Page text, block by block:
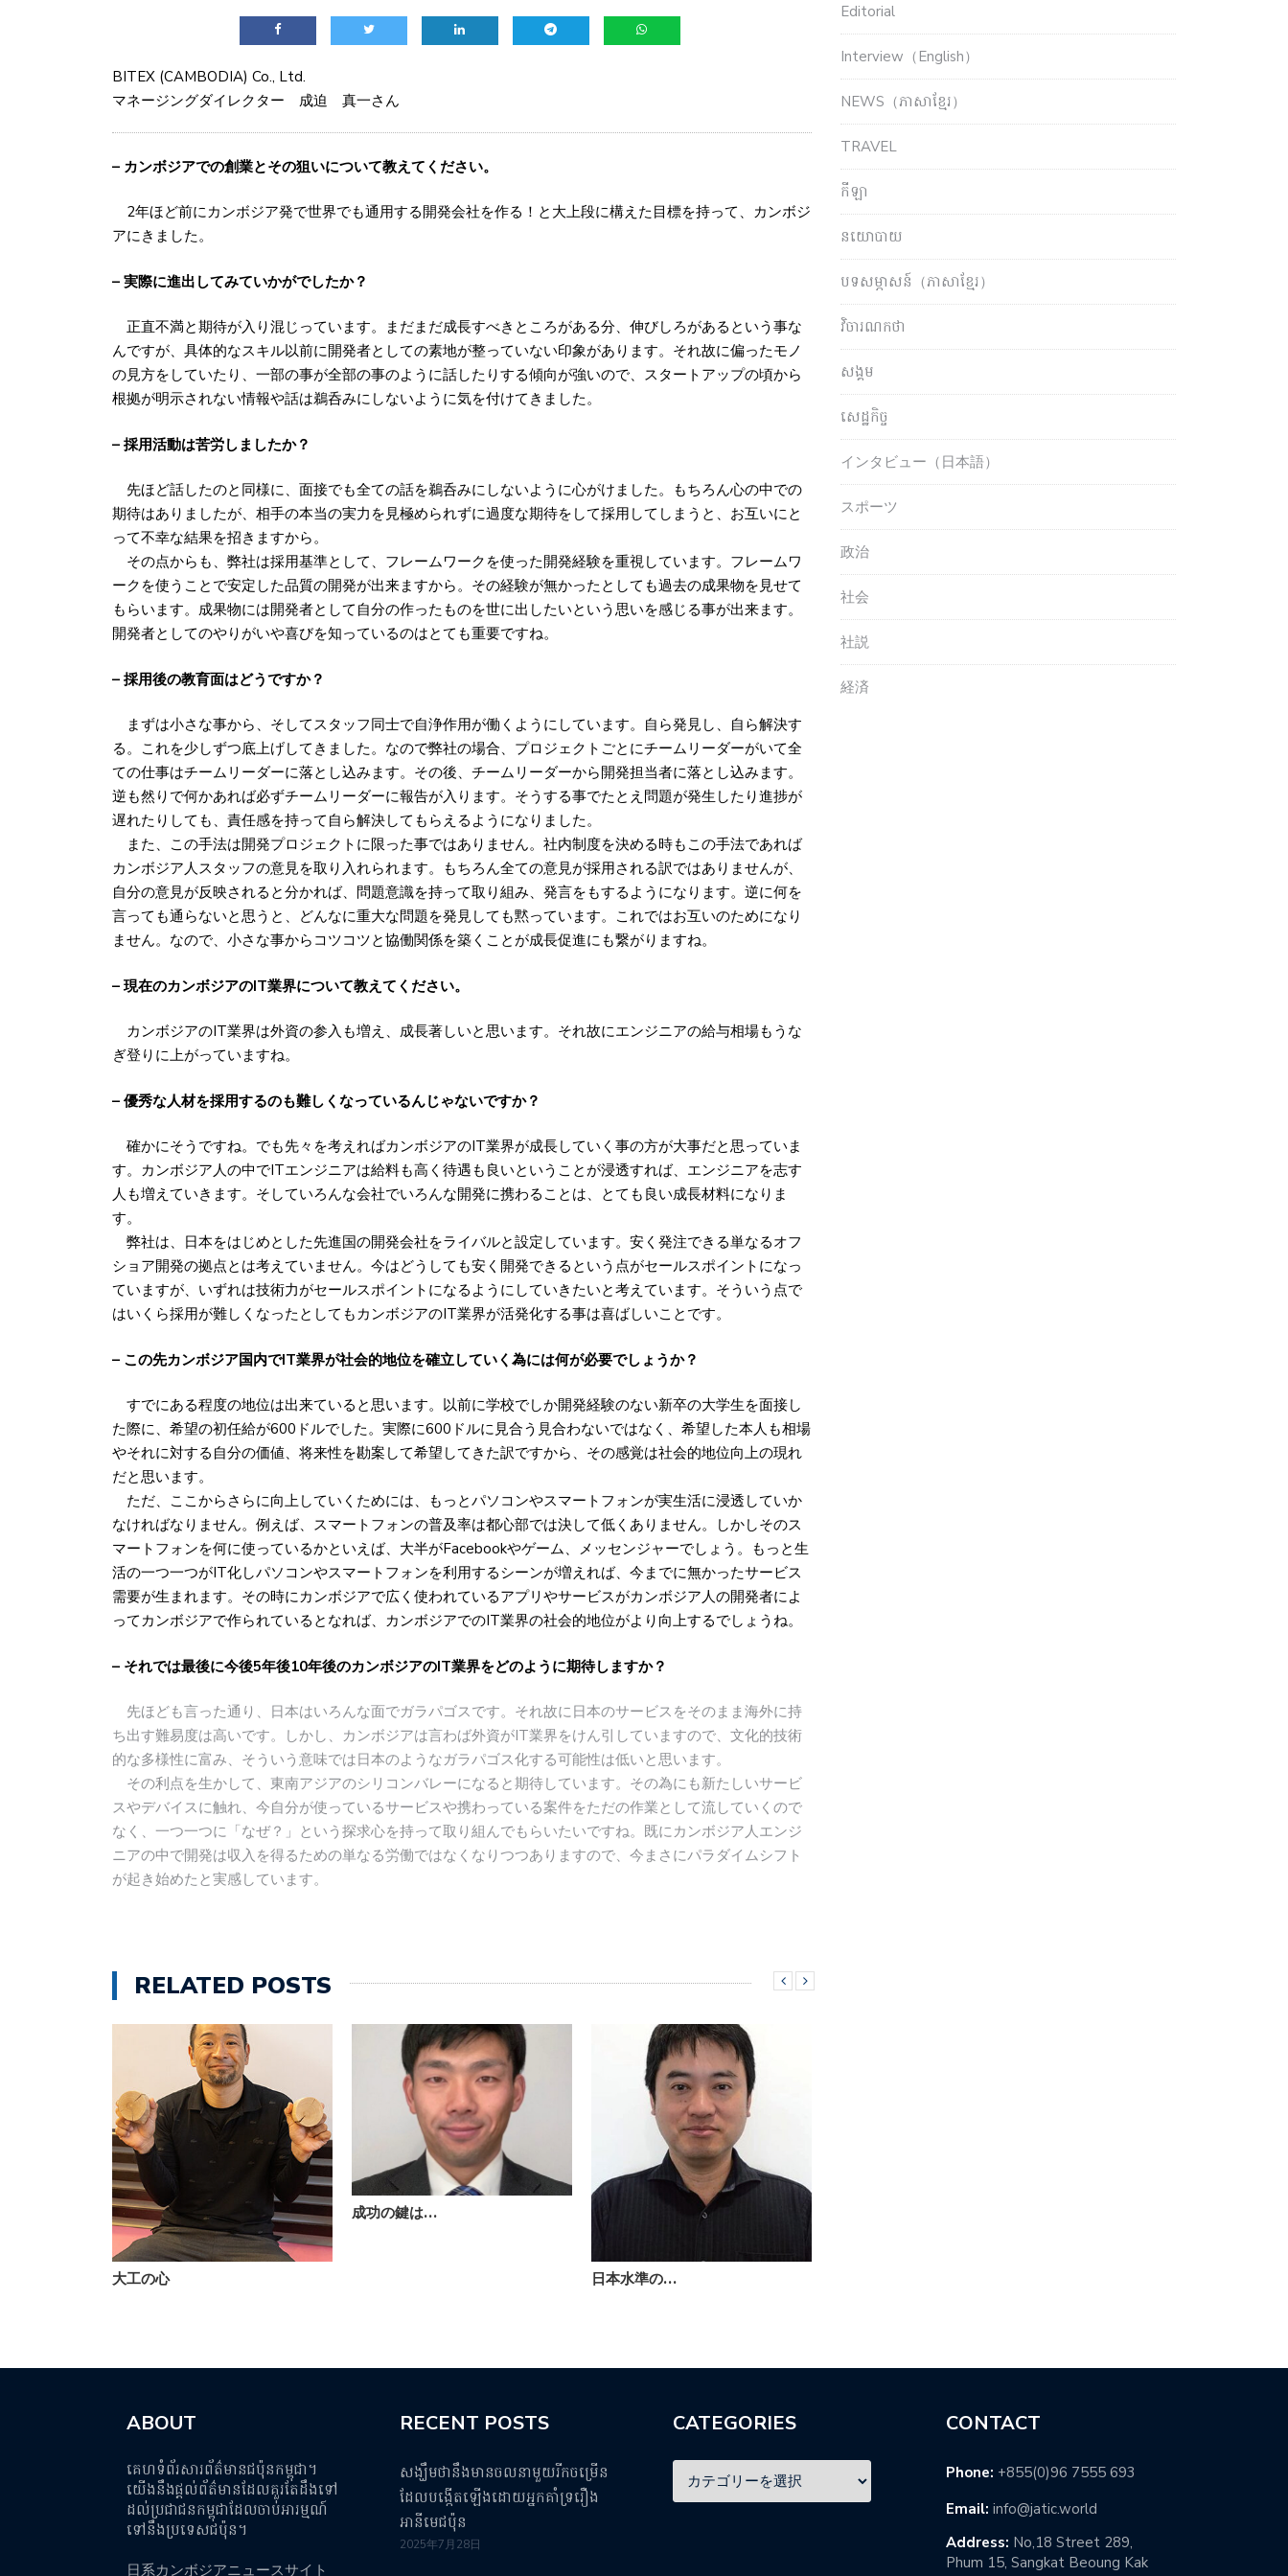
BITEX (CAMBODIA) Co., Ltd.
マネージングダイレクター 成迫 真一さん
– カンボジアでの創業とその狙いについて教えてください。
2年ほど前にカンボジア発で世界でも通用する開発会社を作る！と大上段に構えた目標を持って、カンボジ
アにきました。
– 実際に進出してみていかがでしたか？
正直不満と期待が入り混じっています。まだまだ成長すべきところがある分、伸びしろがあるという事な
んですが、具体的なスキル以前に開発者としての素地が整っていない印象があります。それ故に偏ったモノ
の見方をしていたり、一部の事が全部の事のように話したりする傾向が強いので、スタートアップの頃から
根拠が明示されない情報や話は鵜呑みにしないように気を付けてきました。
– 採用活動は苦労しましたか？
先ほど話したのと同様に、面接でも全ての話を鵜呑みにしないように心がけました。もちろん心の中での
期待はありましたが、相手の本当の実力を見極められずに過度な期待をして採用してしまうと、お互いにと
って不幸な結果を招きますから。
その点からも、弊社は採用基準として、フレームワークを使った開発経験を重視しています。フレームワ
ークを使うことで安定した品質の開発が出来ますから。その経験が無かったとしても過去の成果物を見せて
もらいます。成果物には開発者として自分の作ったものを世に出したいという思いを感じる事が出来ます。
開発者としてのやりがいや喜びを知っているのはとても重要ですね。
– 採用後の教育面はどうですか？
まずは小さな事から、そしてスタッフ同士で自浄作用が働くようにしています。自ら発見し、自ら解決す
る。これを少しずつ底上げしてきました。なので弊社の場合、プロジェクトごとにチームリーダーがいて全
ての仕事はチームリーダーに落とし込みます。その後、チームリーダーから開発担当者に落とし込みます。
逆も然りで何かあれば必ずチームリーダーに報告が入ります。そうする事でたとえ問題が発生したり進捗が
遅れたりしても、責任感を持って自ら解決してもらえるようになりました。
また、この手法は開発プロジェクトに限った事ではありません。社内制度を決める時もこの手法であれば
カンボジア人スタッフの意見を取り入れられます。もちろん全ての意見が採用される訳ではありませんが、
自分の意見が反映されると分かれば、問題意識を持って取り組み、発言をもするようになります。逆に何を
言っても通らないと思うと、どんなに重大な問題を発見しても黙っています。これではお互いのためになり
ません。なので、小さな事からコツコツと協働関係を築くことが成長促進にも繋がりますね。
– 現在のカンボジアのIT業界について教えてください。
カンボジアのIT業界は外資の参入も増え、成長著しいと思います。それ故にエンジニアの給与相場もうな
ぎ登りに上がっていますね。
– 優秀な人材を採用するのも難しくなっているんじゃないですか？
確かにそうですね。でも先々を考えればカンボジアのIT業界が成長していく事の方が大事だと思っていま
す。カンボジア人の中でITエンジニアは給料も高く待遇も良いということが浸透すれば、エンジニアを志す
人も増えていきます。そしていろんな会社でいろんな開発に携わることは、とても良い成長材料になりま
す。
弊社は、日本をはじめとした先進国の開発会社をライバルと設定しています。安く発注できる単なるオフ
ショア開発の拠点とは考えていません。今はどうしても安く開発できるという点がセールスポイントになっ
ていますが、いずれは技術力がセールスポイントになるようにしていきたいと考えています。そういう点で
はいくら採用が難しくなったとしてもカンボジアのIT業界が活発化する事は喜ばしいことです。
– この先カンボジア国内でIT業界が社会的地位を確立していく為には何が必要でしょうか？
すでにある程度の地位は出来ていると思います。以前に学校でしか開発経験のない新卒の大学生を面接し
た際に、希望の初任給が600ドルでした。実際に600ドルに見合う見合わないではなく、希望した本人も相場
やそれに対する自分の価値、将来性を勘案して希望してきた訳ですから、その感覚は社会的地位向上の現れ
だと思います。
ただ、ここからさらに向上していくためには、もっとパソコンやスマートフォンが実生活に浸透していか
なければなりません。例えば、スマートフォンの普及率は都心部では決して低くありません。しかしそのス
マートフォンを何に使っているかといえば、大半がFacebookやゲーム、メッセンジャーでしょう。もっと生
活の一つ一つがIT化しパソコンやスマートフォンを利用するシーンが増えれば、今までに無かったサービス
需要が生まれます。その時にカンボジアで広く使われているアプリやサービスがカンボジア人の開発者によ
ってカンボジアで作られているとなれば、カンボジアでのIT業界の社会的地位がより向上するでしょうね。
– それでは最後に今後5年後10年後のカンボジアのIT業界をどのように期待しますか？
先ほども言った通り、日本はいろんな面でガラパゴスです。それ故に日本のサービスをそのまま海外に持
ち出す難易度は高いです。しかし、カンボジアは言わば外資がIT業界をけん引していますので、文化的技術
的な多様性に富み、そういう意味では日本のようなガラパゴス化する可能性は低いと思います。
その利点を生かして、東南アジアのシリコンバレーになると期待しています。その為にも新たしいサービ
スやデバイスに触れ、今自分が使っているサービスや携わっている案件をただの作業として流していくので
なく、一つ一つに「なぜ？」という探求心を持って取り組んでもらいたいですね。既にカンボジア人エンジ
ニアの中で開発は収入を得るための単なる労働ではなくなりつつありますので、今まさにパラダイムシフト
が起き始めたと実感しています。
RELATED POSTS
大工の心
成功の鍵は…
日本水準の…
Editorial
Interview（English）
NEWS（ភាសាខ្មែរ）
TRAVEL
កីឡា
នយោបាយ
បទសម្ភាសន៍（ភាសាខ្មែរ）
វិចារណកថា
សង្គម
សេដ្ឋកិច្ច
インタビュー（日本語）
スポーツ
政治
社会
社説
経済
ABOUT
គេហទំព័រសារព័ត៌មានជប៉ុនកម្ពុជា។
យើងនឹងផ្តល់ព័ត៌មានដែលគួរតែដឹងទៅ
ដល់ប្រជាជនកម្ពុជាដែលចាប់អារម្មណ៍
ទៅនឹងប្រទេសជប៉ុន។
日系カンボジアニュースサイト
RECENT POSTS
សង្ឃឹមថានឹងមានចលនាមួយរីកចម្រើន
ដែលបង្កើតឡើងដោយអ្នកគាំទ្ររឿង
អានីមេជប៉ុន
2025年7月28日
CATEGORIES CONTACT
Phone: +855(0)96 7555 693
Email: info@jatic.world
Address: No,18 Street 289,
Phum 15, Sangkat Beoung Kak